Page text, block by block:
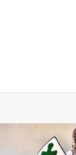
het Licht